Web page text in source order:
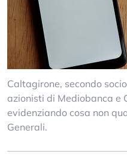
Caltagirone, secondo
azionisti di Mediobanca e
evidenziando cosa non
Generali.